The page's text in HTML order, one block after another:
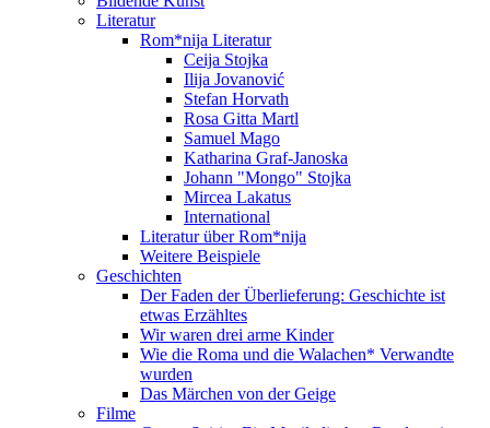
Literatur
Rom*nija Literatur
Ceija Stojka
Ilija Jovanović
Stefan Horvath
Rosa Gitta Martl
Samuel Mago
Katharina Graf-Janoska
Johann "Mongo" Stojka
Mircea Lakatus
International
Literatur über Rom*nija
Weitere Beispiele
Geschichten
Der Faden der Überlieferung: Geschichte ist
etwas Erzähltes
Wir waren drei arme Kinder
Wie die Roma und die Walachen* Verwandte
wurden
Das Märchen von der Geige
Filme